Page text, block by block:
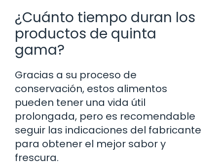
¿Cuánto tiempo duran los
productos de quinta
gama?
Gracias a su proceso de
conservación, estos alimentos
pueden tener una vida útil
prolongada, pero es recomendable
seguir las indicaciones del fabricante
para obtener el mejor sabor y
frescura.